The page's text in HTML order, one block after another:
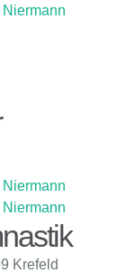
Krefeld